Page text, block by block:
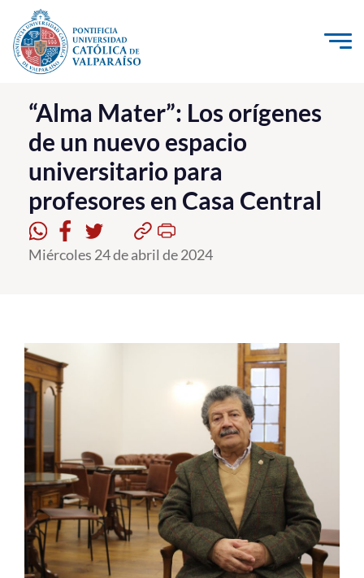
Click acá para ir directamente al contenido
La Universidad
Investigación, Creación e Innovación
PUCV Internacional
Vinculación con el Medio
Admisión
Formación Continua
Estudiantes
Académicos
Funcionarios
Alumni
English
“Alma Mater”: Los orígenes
de un nuevo espacio
universitario para
profesores en Casa Central
Miércoles 24 de abril de 2024